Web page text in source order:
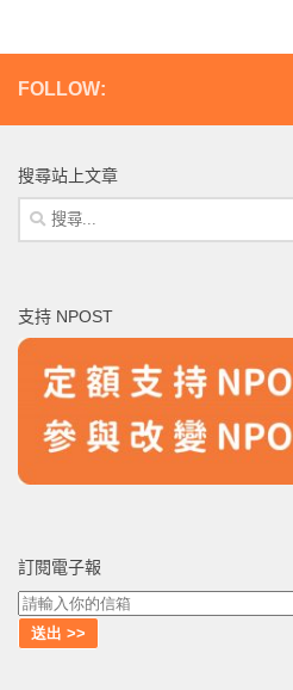
FOLLOW:
搜尋站上文章
搜
尋
字:
支持 NPOST
訂閱電子報